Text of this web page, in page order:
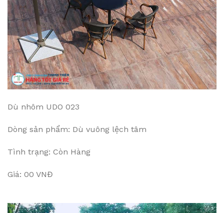
Dù nhôm UDO 023
Dòng sản phẩm: Dù vuông lệch tâm
Tình trạng: Còn Hàng
Giá: 00 VNĐ